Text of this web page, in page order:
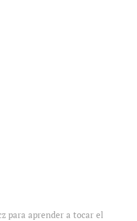
para aprender a tocar el